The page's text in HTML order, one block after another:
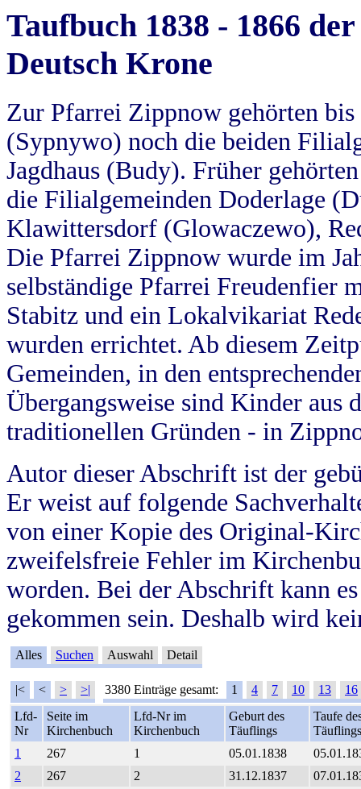
Taufbuch 1838 - 1866
Deutsch Krone
Zur Pfarrei Zippnow gehörten
(Sypnywo) noch die beiden
Jagdhaus (Budy). Früher
die Filialgemeinden Doderlage
Klawittersdorf (Glowaczewo),
Die Pfarrei Zippnow wurde im
selbständige Pfarrei Freudenfier
Stabitz und ein Lokalvikariat
wurden errichtet. Ab diesem
Gemeinden, in den
Übergangsweise sind Kinder aus
traditionellen Gründen - in
Autor dieser Abschrift ist der
Er weist auf folgende
von einer Kopie des Original-
zweifelsfreie Fehler im
worden. Bei der Abschrift kann
gekommen sein. Deshalb wird
Alles Suchen Auswahl Detail
|< < > >| 3380 Einträge gesamt: 1 4 7 10 13
16
Lfd-
Nr
Seite im
Kirchenbuch
Lfd-Nr im
Kirchenbuch
Geburt des
Täuflings
Taufe
Täuflings
1
267 1 05.01.1838
2
267 2 31.12.1837